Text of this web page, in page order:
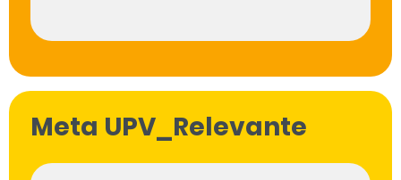
Meta UPV_Relevante